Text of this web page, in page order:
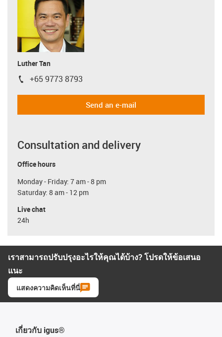
Luther Tan
igus-icon-phone
+65 9773 8793
Send an e-mail
Consultation and delivery
Office hours
Monday - Friday: 7 am - 8 pm
Saturday: 8 am - 12 pm
Live chat
24h
เราสามารถปรับปรุงอะไรให้คุณได้บ้าง? โปรดให้ข้อเสนอ
แนะ
แสดงความคิดเห็นที่นี่
เกี่ยวกับ igus®